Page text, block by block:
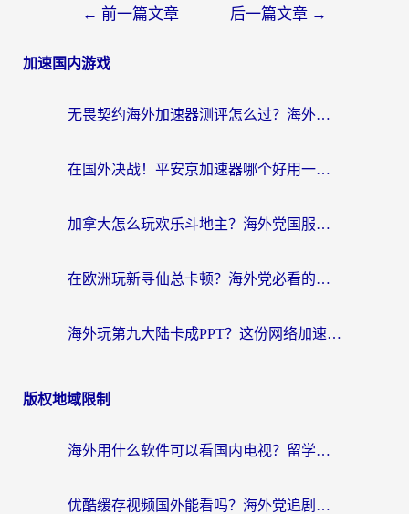
← 前一篇文章 后一篇文章 →
加速国内游戏
无畏契约海外加速器测评怎么过？海外玩家亲测实用指南（附小众技巧）
在国外决战！平安京加速器哪个好用一点？老玩家亲测番茄加速器全解析
加拿大怎么玩欢乐斗地主？海外党国服游戏加速终极指南（附绝地求生未来之役300英雄实测）
在欧洲玩新寻仙总卡顿？海外党必看的国服游戏加速全攻略
海外玩第九大陆卡成PPT？这份网络加速指南帮你丝滑上分
版权地域限制
海外用什么软件可以看国内电视？留学生亲测有效的追剧自由指南
优酷缓存视频国外能看吗？海外党追剧看片的终极解决方案来了